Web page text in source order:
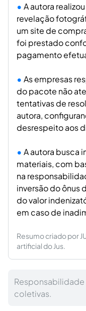
A autora
revelação
um site de
foi prestado
pagamento
As empresas
do pacote não
tentativas de
autora,
desrespeito aos
A autora busca
materiais, com
na
inversão do ônus
do valor
em caso de
Resumo criado por
artificial do Jus.
coletivas.